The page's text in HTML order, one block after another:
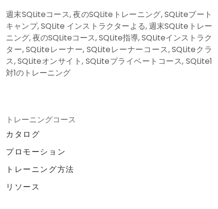
週末SQLiteコース, 夜のSQLiteトレーニング, SQLiteブート
キャンプ, SQLite インストラクターよる, 週末SQLiteトレー
ニング, 夜のSQLiteコース, SQLite指導, SQLiteインストラク
ター, SQLiteレーナー, SQLiteレーナーコース, SQLiteクラ
ス, SQLiteオンサイト, SQLiteプライベートコース, SQLite1
対1のトレーニング
トレーニングコース
カタログ
プロモーション
トレーニング方法
リソース